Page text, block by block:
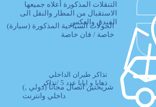
التنقلات المذكورة أعلاه جمیعها
الاستقبال من المطار والنقل الى
الفندق والعكس
تذاكر طيران الداخلي
ذهابا و ايابا عدد 5 /تذاكر
(شریحتین اتصال مجانآ (دولي ,
داخلي وانترنت
(الجولات السیاحیة المذكورة (سيارة
خاصة / فان خاصة